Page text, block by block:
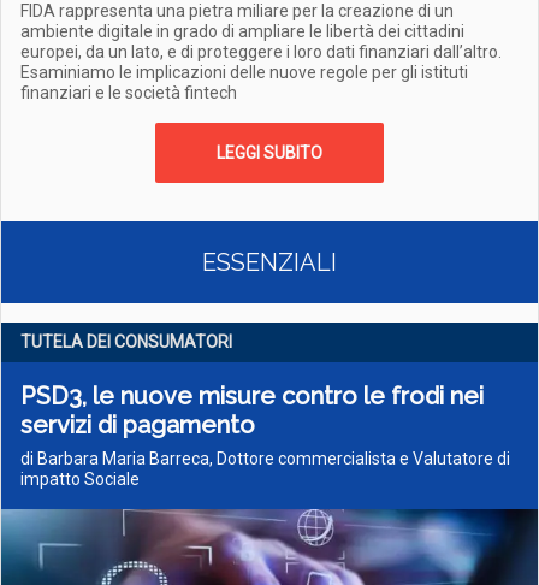
FIDA rappresenta una pietra miliare per la creazione di un
ambiente digitale in grado di ampliare le libertà dei cittadini
europei, da un lato, e di proteggere i loro dati finanziari dall’altro.
Esaminiamo le implicazioni delle nuove regole per gli istituti
finanziari e le società fintech
LEGGI SUBITO
ESSENZIALI
TUTELA DEI CONSUMATORI
PSD3, le nuove misure contro le frodi nei
servizi di pagamento
di Barbara Maria Barreca, Dottore commercialista e Valutatore di
impatto Sociale